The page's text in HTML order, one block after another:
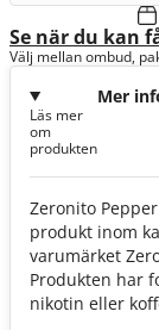
Se när du kan
Välj mellan ombud,
Mer
Läs mer
om
produkten
Zeronito
produkt inom
varumärket
Produkten har
nikotin eller